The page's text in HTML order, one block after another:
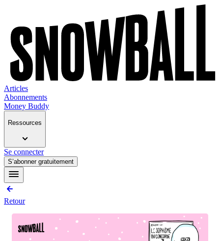
Articles
Abonnements
Money Buddy
Ressources
Se connecter
S’abonner gratuitement
Retour